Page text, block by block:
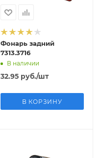
Фонарь задний
7313.3716
В наличии
32.95руб./шт
В КОРЗИНУ